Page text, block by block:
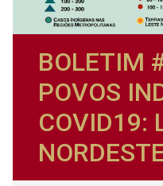
BOLETIM
POVOS
COVID19: